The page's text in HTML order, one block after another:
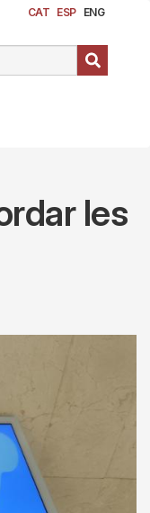
CAT ESP ENG
les